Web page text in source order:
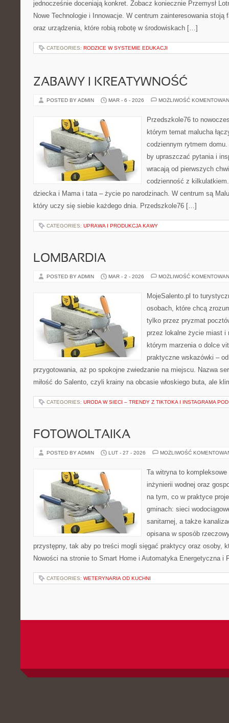
jednocześnie doceniają konkret. Zobacz koniecznie Przemysł
Nowe Technologie i Innowacje. W centrum zainteresowania
oraz urządzenia, które robią robotę w środowiskach […]
CATEGORIES: RODZICE W SYSTEMIE EDUKACJI
ZABAWY I KREATYWNOŚĆ
POSTED BY ADMIN MAR - 6 - 2026 MOŻLIWOŚĆ
Przedszkole76 to
którym temat malucha
codziennym rytmem
by upraszczać pytania i
wracają od pierwszych
codzienność z
dziecka i Mama i tata – życie po narodzinach. W centrum są
który uczy się siebie każdego dnia. Przedszkole76 […]
CATEGORIES: UPRAWA I PRODUKCJA KAWY
LOMBARDIA
POSTED BY ADMIN MAR - 2 - 2026 MOŻLIWOŚĆ
MojeSalento.pl to
osobach, które chcą
tylko przez pryzmat
przez lokalne życie miast i
którym marzenia o dolce
praktyczne wskazówki –
przygotowania, aż po spokojne zwiedzanie na miejscu. Nazwa
miłość do Salento, czyli krainy na obcasie włoskiego buta, ale
CATEGORIES: URODA W SIECI – TRENDY Z TIKTOKA I INSTAGRAMA
FOTOWOLTAIKA
POSTED BY ADMIN LUT - 27 - 2026 MOŻLIWOŚĆ
Ta witryna to
inżynierii wodnej oraz
na tym, co w praktyce
gminach: sieci
sanitarnej, a także
opisana w sposób
przystępny, tak aby po treści mogli sięgać praktycy oraz osoby,
Nowości na stronie to Smart Home i Automatyka Energetyczna
CATEGORIES: WETERYNARIA OD KUCHNI